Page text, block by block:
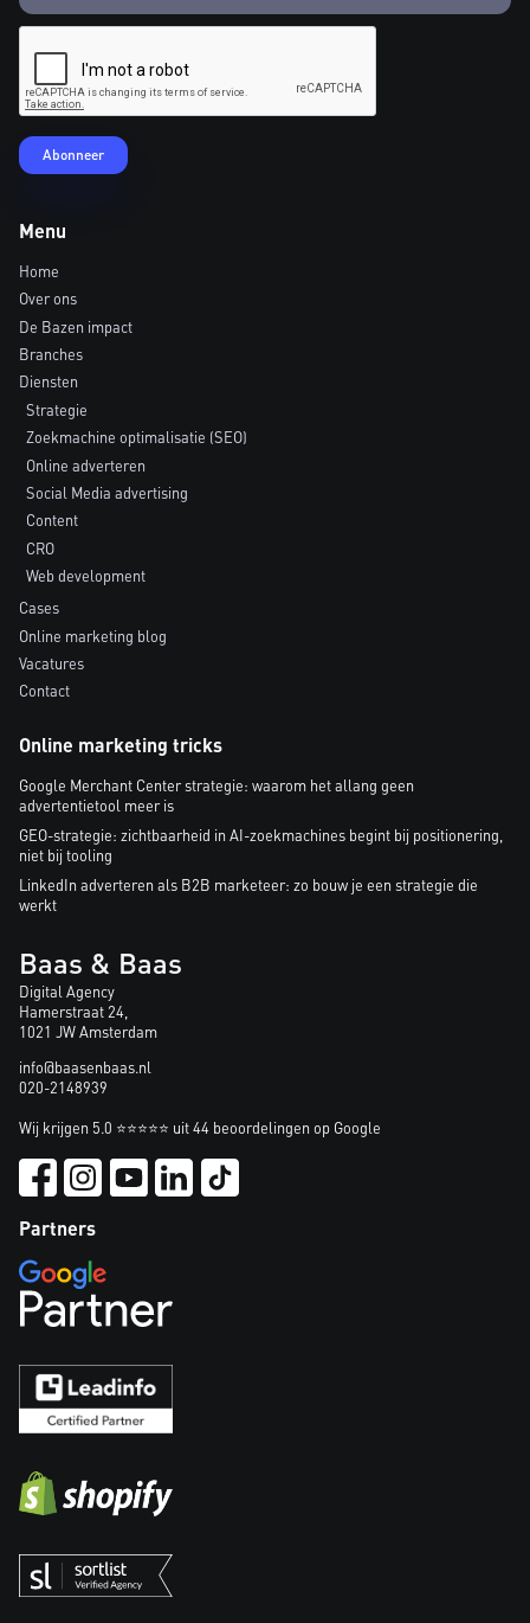
Menu
Home
Over ons
De Bazen impact
Branches
Diensten
Strategie
Zoekmachine optimalisatie (SEO)
Online adverteren
Social Media advertising
Content
CRO
Web development
Cases
Online marketing blog
Vacatures
Contact
Online marketing tricks
Google Merchant Center strategie: waarom het allang geen
advertentietool meer is
GEO-strategie: zichtbaarheid in AI-zoekmachines begint bij positionering,
niet bij tooling
LinkedIn adverteren als B2B marketeer: zo bouw je een strategie die
werkt
Baas & Baas
Digital Agency
Hamerstraat 24,
1021 JW Amsterdam
info@baasenbaas.nl
020-2148939
Wij krijgen 5.0 ⭐⭐⭐⭐⭐ uit 44 beoordelingen op Google
Partners